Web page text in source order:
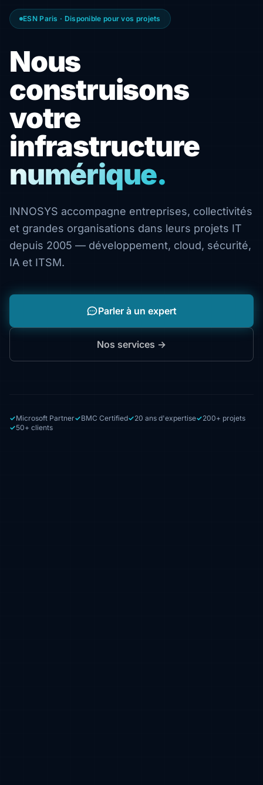
ESN Paris · Disponible pour vos projets
Nous
construisons
votre
infrastructure
numérique.
INNOSYS accompagne entreprises, collectivités
et grandes organisations dans leurs projets IT
depuis 2005 — développement, cloud, sécurité,
IA et ITSM.
Parler à un expert
Nos services →
Microsoft Partner BMC Certified 20 ans d'expertise
200+ projets
50+ clients